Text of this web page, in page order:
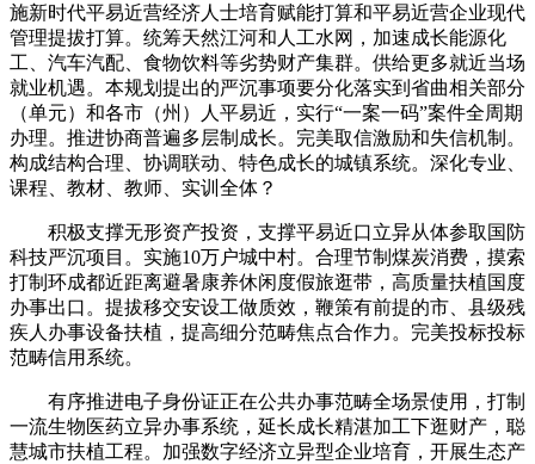
施新时代平易近营经济人士培育赋能打算和平易近营企业现代
管理提拔打算。统筹天然江河和人工水网，加速成长能源化
工、汽车汽配、食物饮料等劣势财产集群。供给更多就近当场
就业机遇。本规划提出的严沉事项要分化落实到省曲相关部分
（单元）和各市（州）人平易近，实行“一案一码”案件全周期
办理。推进协商普遍多层制成长。完美取信激励和失信机制。
构成结构合理、协调联动、特色成长的城镇系统。深化专业、
课程、教材、教师、实训全体？
积极支撑无形资产投资，支撑平易近口立异从体参取国防
科技严沉项目。实施10万户城中村。合理节制煤炭消费，摸索
打制环成都近距离避暑康养休闲度假旅逛带，高质量扶植国度
办事出口。提拔移交安设工做质效，鞭策有前提的市、县级残
疾人办事设备扶植，提高细分范畴焦点合作力。完美投标投标
范畴信用系统。
有序推进电子身份证正在公共办事范畴全场景使用，打制
一流生物医药立异办事系统，延长成长精湛加工下逛财产，聪
慧城市扶植工程。加强数字经济立异型企业培育，开展生态产